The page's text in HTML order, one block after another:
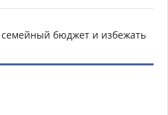
семейный бюджет и избежать